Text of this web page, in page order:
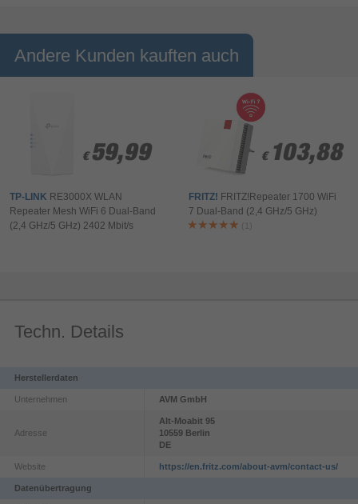
Andere Kunden kauften auch
€ 59,99
€ 59,99
TP-LINK RE3000X WLAN
Repeater Mesh WiFi 6 Dual-Band
(2,4 GHz/5 GHz) 2402 Mbit/s
€ 103,88
€ 103,88
FRITZ! FRITZ!Repeater 1700 WiFi
7 Dual-Band (2,4 GHz/5 GHz)
(1)
Techn. Details
Herstellerdaten
Unternehmen AVM GmbH
Adresse
Alt-Moabit 95
10559 Berlin
DE
Website https://en.fritz.com/about-avm/contact-us/
Datenübertragung